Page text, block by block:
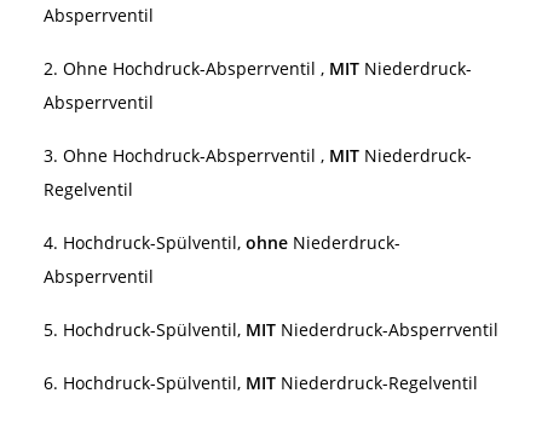
Absperrventil
2. Ohne Hochdruck-Absperrventil , MIT Niederdruck-
Absperrventil
3. Ohne Hochdruck-Absperrventil , MIT Niederdruck-
Regelventil
4. Hochdruck-Spülventil, ohne Niederdruck-
Absperrventil
5. Hochdruck-Spülventil, MIT Niederdruck-Absperrventil
6. Hochdruck-Spülventil, MIT Niederdruck-Regelventil